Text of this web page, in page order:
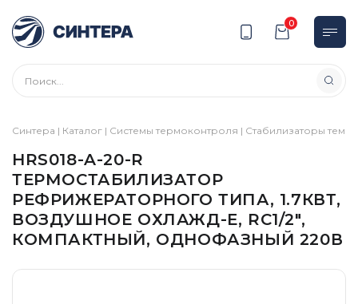
0
Синтера | Каталог | Системы термоконтроля | Стабилизаторы
HRS018-A-20-R
ТЕРМОСТАБИЛИЗАТОР
РЕФРИЖЕРАТОРНОГО ТИПА, 1.7КВТ,
ВОЗДУШНОЕ ОХЛАЖД-Е, RC1/2″,
КОМПАКТНЫЙ, ОДНОФАЗНЫЙ 220В